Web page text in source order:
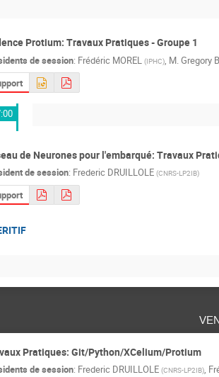
Protium: Travaux Pratiques - Groupe 1
de session: Frédéric MOREL (IPHC), M.Gregory
de Neurones pour l'embarqué: Travaux
de session: Frederic DRUILLOLE (CNRS-LP2IB)
Pratiques: Git/Python/XCelium/Protium
de session: Frederic DRUILLOLE (CNRS-LP2IB),